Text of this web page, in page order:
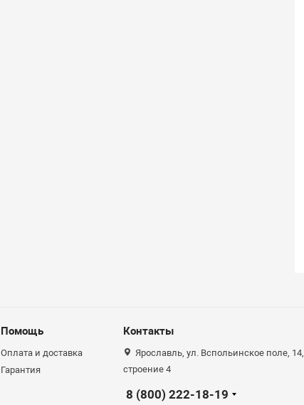
Помощь
Оплата и доставка
Гарантия
Контакты
Ярославль, ул. Вспольинское поле, 14,
строение 4
8 (800) 222-18-19